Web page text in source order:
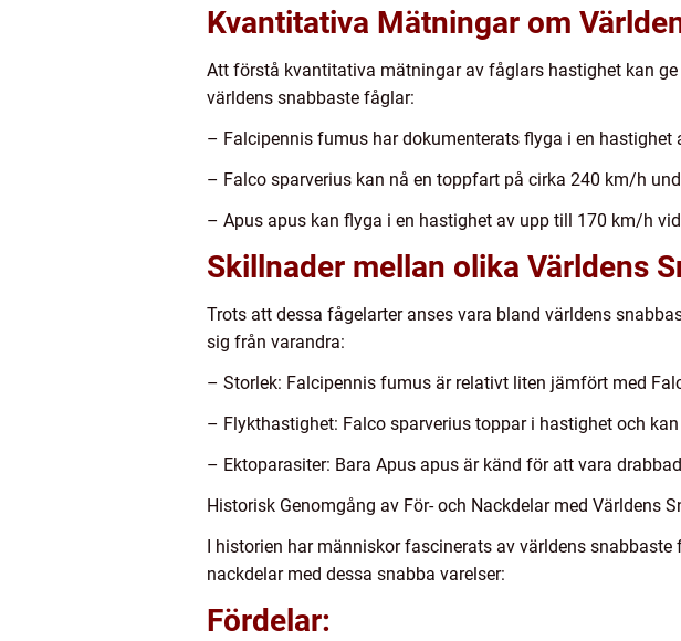
Kvantitativa Mätningar om
Att förstå kvantitativa mätningar av fåglars hastighet kan
världens snabbaste fåglar:
– Falcipennis fumus har dokumenterats flyga i en hastighet
– Falco sparverius kan nå en toppfart på cirka 240 km/h
– Apus apus kan flyga i en hastighet av upp till 170 km/h
Skillnader mellan olika Världens
Trots att dessa fågelarter anses vara bland världens
sig från varandra:
– Storlek: Falcipennis fumus är relativt liten jämfört med
– Flykthastighet: Falco sparverius toppar i hastighet och
– Ektoparasiter: Bara Apus apus är känd för att vara
Historisk Genomgång av För- och Nackdelar med Världens
I historien har människor fascinerats av världens
nackdelar med dessa snabba varelser:
Fördelar: